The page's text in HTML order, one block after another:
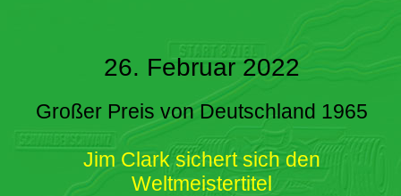
26. Februar 2022
Großer Preis von Deutschland 1965
Jim Clark sichert sich den
Weltmeistertitel